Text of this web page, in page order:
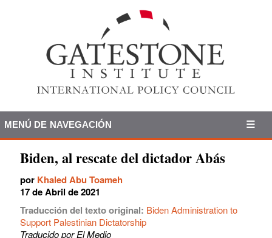
MENÚ DE NAVEGACIÓN
Biden, al rescate del dictador Abás
por Khaled Abu Toameh
17 de Abril de 2021
Traducción del texto original: Biden Administration to
Support Palestinian Dictatorship
Traducido por El Medio